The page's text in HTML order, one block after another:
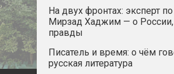
На двух фронтах: эксперт
Мирзад Хаджим — о
правды
Писатель и время: о чём
русская литература